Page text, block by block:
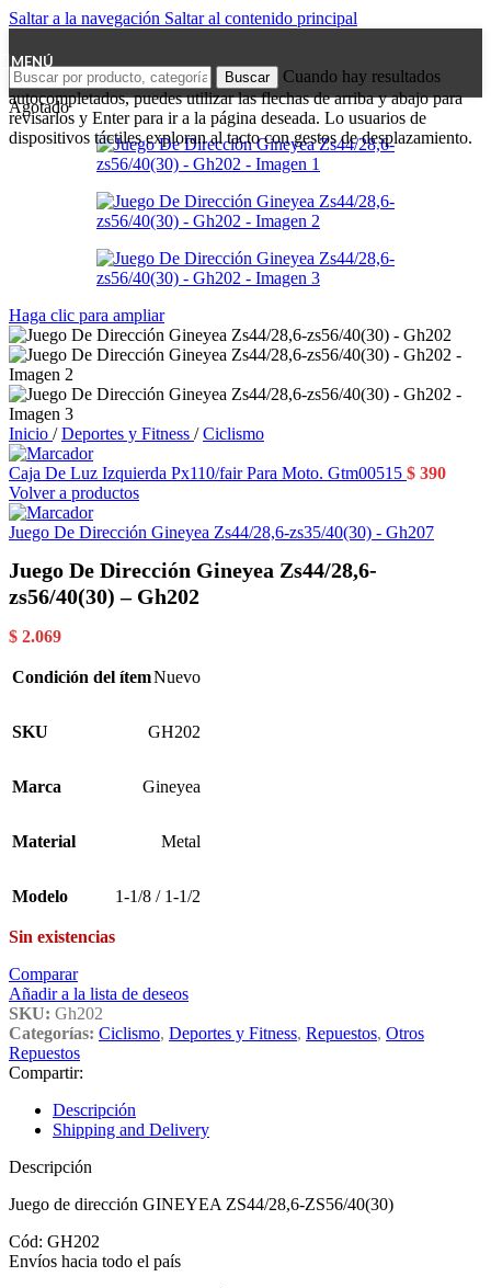
Saltar a la navegación Saltar al contenido principal
MENÚ
Buscar
Cuando hay resultados
autocompletados, puedes utilizar las flechas de arriba y abajo para
revisarlos y Enter para ir a la página deseada. Lo usuarios de
dispositivos táctiles exploran al tacto con gestos de desplazamiento.
Agotado
Haga clic para ampliar
Inicio / Deportes y Fitness / Ciclismo
Caja De Luz Izquierda Px110/fair Para Moto. Gtm00515 $ 390
Volver a productos
Juego De Dirección Gineyea Zs44/28,6-zs35/40(30) - Gh207
Juego De Dirección Gineyea Zs44/28,6-
zs56/40(30) – Gh202
$ 2.069
Condición del ítemNuevo
SKU GH202
Marca Gineyea
Material Metal
Modelo 1-1/8 / 1-1/2
Sin existencias
Comparar
Añadir a la lista de deseos
SKU: Gh202
Categorías: Ciclismo, Deportes y Fitness, Repuestos, Otros
Repuestos
Compartir:
Descripción
Shipping and Delivery
Descripción
Juego de dirección GINEYEA ZS44/28,6-ZS56/40(30)
Cód: GH202
Envíos hacia todo el país